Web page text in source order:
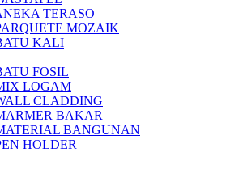
TERASO
MOZAIK
KALI
FOSIL
LOGAM
CLADDING
BAKAR
BANGUNAN
HOLDER